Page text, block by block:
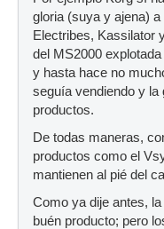
gloria (suya y ajena)
Electribes, Kassilator
del MS2000
y hasta hace no
seguía vendiendo y la
productos.
De todas maneras,
productos como el
mantienen al pié del
Como ya dije antes,
buén producto; pero